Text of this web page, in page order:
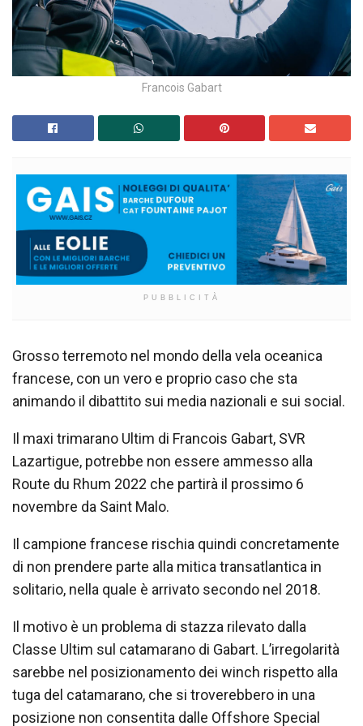
Francois Gabart
PUBBLICITÀ
Grosso terremoto nel mondo della vela oceanica
francese, con un vero e proprio caso che sta
animando il dibattito sui media nazionali e sui social.
Il maxi trimarano Ultim di Francois Gabart, SVR
Lazartigue, potrebbe non essere ammesso alla
Route du Rhum 2022 che partirà il prossimo 6
novembre da Saint Malo.
Il campione francese rischia quindi concretamente
di non prendere parte alla mitica transatlantica in
solitario, nella quale è arrivato secondo nel 2018.
Il motivo è un problema di stazza rilevato dalla
Classe Ultim sul catamarano di Gabart. L’irregolarità
sarebbe nel posizionamento dei winch rispetto alla
tuga del catamarano, che si troverebbero in una
posizione non consentita dalle Offshore Special